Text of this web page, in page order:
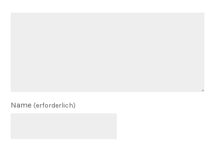
Name (erforderlich)